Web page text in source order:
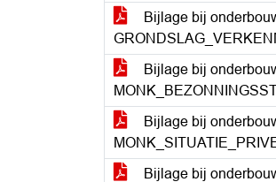
Bijlage bij
Bijlage bij
Bijlage bij
Bijlage bij